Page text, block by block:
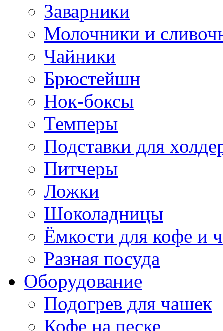
Заварники
Молочники и
Чайники
Брюстейшн
Нок-боксы
Темперы
Подставки для
Питчеры
Ложки
Шоколадницы
Ёмкости для кофе и
Разная посуда
Оборудование
Подогрев для чашек
Кофе на песке